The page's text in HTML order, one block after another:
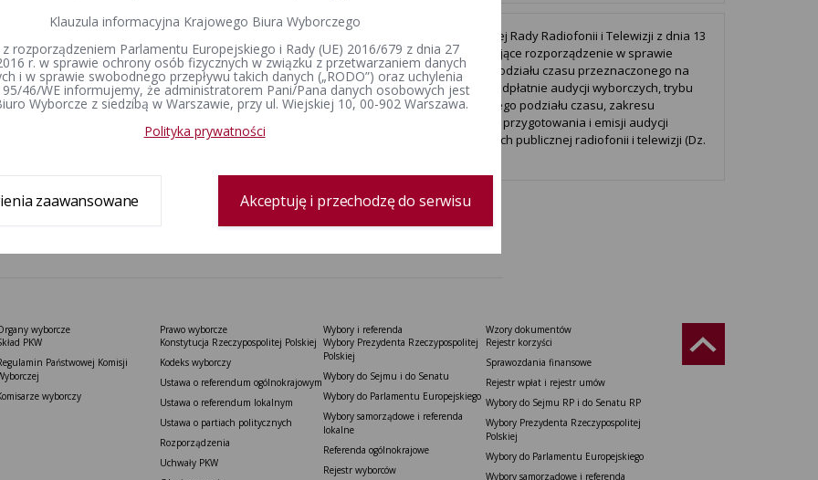
Ministra Finansów z dnia 26 marca 2024 r. w
łącznego sprawozdania finansowego komitetu
który zarejestrował kandydata na wójta,
prezydenta miasta oraz listę kandydatów na
Rozporządzenie Krajowej Rady Radiofonii i Telewizji z dnia 13
września 2023 r. zmieniające rozporządzenie w sprawie
czasu oraz ramowego podziału czasu przeznaczonego na
rozpowszechnianie nieodpłatnie audycji wyborczych, trybu
postępowania dotyczącego podziału czasu, zakresu
rejestracji oraz sposobu przygotowania i emisji audycji
wyborczych w programach publicznej radiofonii i telewizji (Dz.
wyborcze
PKW
Państwowej Komisji
wyborczy
Prawo wyborcze
Konstytucja Rzeczypospolitej Polskiej​
Kodeks wyborczy
Ustawa o referendum ogólnokrajowym
Ustawa o referendum lokalnym
Ustawa o partiach politycznych
Rozporządzenia
Uchwały PKW
Wybory i referenda
Wybory Prezydenta Rzeczypospolitej
Polskiej
Wybory do Sejmu i do Senatu
Wybory do Parlamentu Europejskiego
Wybory samorządowe i referenda
lokalne
Referenda ogólnokrajowe
Rejestr wyborców
Wzory dokumentów
Rejestr korzyści
Sprawozdania finansowe
Rejestr wpłat i rejestr umów
Wybory do Sejmu RP i do Senatu RP
Wybory Prezydenta Rzeczypospolitej
Polskiej
Wybory do Parlamentu Europejskiego
Wybory samorządowe i referenda
Klauzula informacyjna Krajowego Biura Wyborczego
rozporządzeniem Parlamentu Europejskiego i Rady (UE) 2016/679 z dnia 27
r. w sprawie ochrony osób fizycznych w związku z przetwarzaniem danych
i w sprawie swobodnego przepływu takich danych („RODO”) oraz uchylenia
46/WE informujemy, że administratorem Pani/Pana danych osobowych jest
Wyborcze z siedzibą w Warszawie, przy ul. Wiejskiej 10, 00-902 Warszawa.
Polityka prywatności
zaawansowane Akceptuję i przechodzę do serwisu